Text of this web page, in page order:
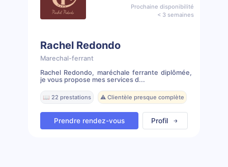
Prochaine disponibilité
< 3 semaines
Rachel Redondo
Marechal-ferrant
Rachel Redondo, maréchale ferrante diplômée,
je vous propose mes services d...
📖 22 prestations ⚠️ Clientèle presque complète
Prendre rendez-vous Profil